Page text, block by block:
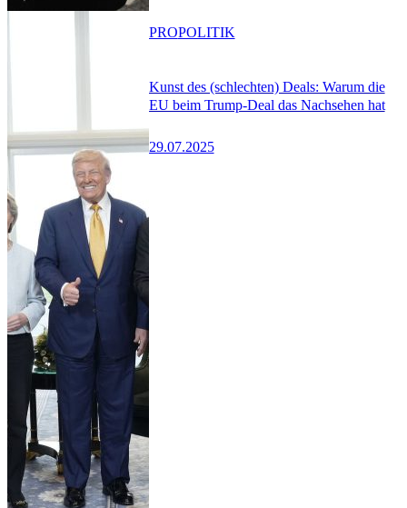
Kunst des (schlechten) Deals: Warum die
EU beim Trump-Deal das Nachsehen hat
29.07.2025
PROPOLITIK